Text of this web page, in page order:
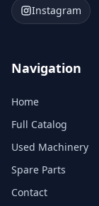
Instagram
Navigation
Home
Full Catalog
Used Machinery
Spare Parts
Contact